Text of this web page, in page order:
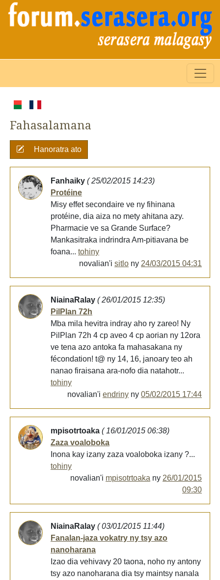
Fahasalamana
Hanoratra ato
Fanhaiky ( 25/02/2015 14:23)
Protéine
Misy effet secondaire ve ny fihinana
protéine, dia aiza no mety ahitana azy.
Pharmacie ve sa Grande Surface?
Mankasitraka indrindra Am-pitiavana be
foana... tohiny
novalian'i sitlo ny 24/03/2015 04:31
NiainaRalay ( 26/01/2015 12:35)
PilPlan 72h
Mba mila hevitra indray aho ry zareo! Ny
PilPlan 72h 4 cp aveo 4 cp aorian ny 12ora
ve tena azo antoka fa mahasakana ny
fécondation! t@ ny 14, 16, janoary teo ah
nanao firaisana ara-nofo dia natahotr...
tohiny
novalian'i endriny ny 05/02/2015 17:44
mpisotrtoaka ( 16/01/2015 06:38)
Zaza voaloboka
Inona kay izany zaza voaloboka izany ?...
tohiny
novalian'i mpisotrtoaka ny 26/01/2015
09:30
NiainaRalay ( 03/01/2015 11:44)
Fanalan-jaza vokatry ny tsy azo
nanoharana
Izao dia vehivavy 20 taona, noho ny antony
tsy azo nanoharana dia tsy maintsy nanala